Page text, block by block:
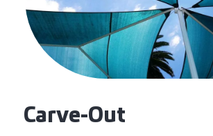
Carve-Out